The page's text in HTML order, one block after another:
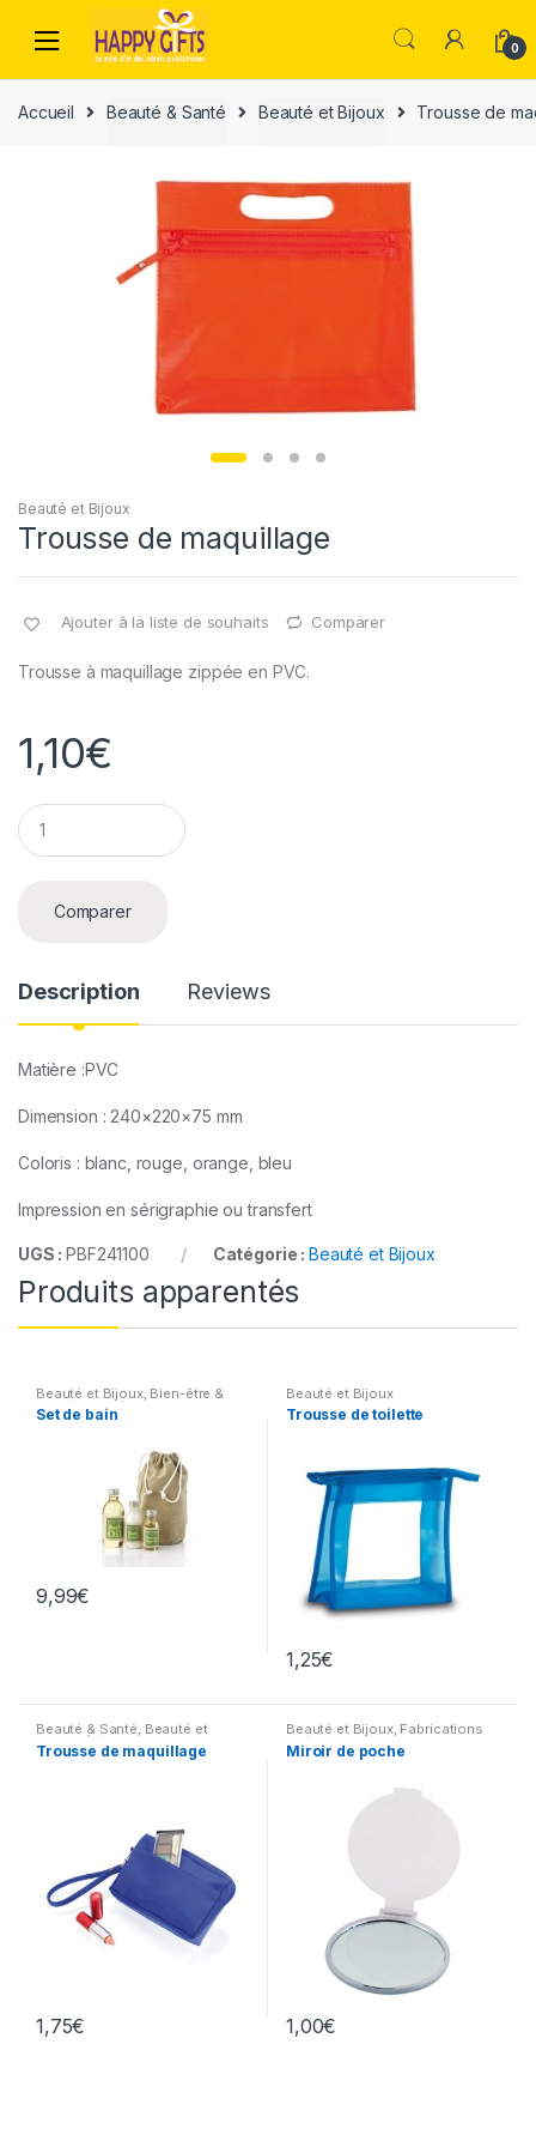
0
Accueil Beauté & Santé Beauté et Bijoux Trousse de
Beauté et Bijoux
Trousse de maquillage
Ajouter à la liste de souhaits Comparer
Trousse à maquillage zippée en PVC.
1,10€
Q
u
a
Comparer
Description Reviews
Matière :PVC
Dimension : 240×220×75 mm
Coloris : blanc, rouge, orange, bleu
Impression en sérigraphie ou transfert
UGS :PBF241100 Catégorie : Beauté et Bijoux
Produits apparentés
Beauté et Bijoux, Bien-être &
Santé Sacs écolo
Set de bain
9,99€
Beauté et Bijoux
Trousse de toilette
1,25€
Beauté & Santé, Beauté et
Bijoux Été & Voyages
autour du voyage,Fabrications
Trousse de maquillage
1,75€
Beauté et Bijoux, Fabrications
spéciales Maison
Miroir de poche
1,00€